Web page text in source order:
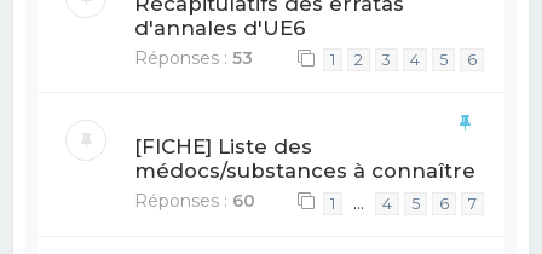
d'annales d'UE6
Réponses :53 1 2 3 4 5 6
[FICHE] Liste des
médocs/substances à connaître
Réponses : 60 1 … 4 5 6 7